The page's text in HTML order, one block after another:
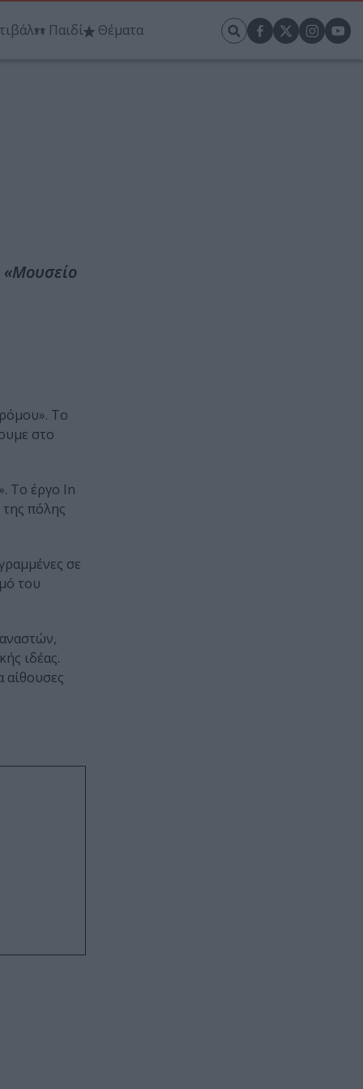
Παιδί Θέματα
«Μουσείο
Το
στο
Το έργο In
πόλης
σε
του
ιδέας.